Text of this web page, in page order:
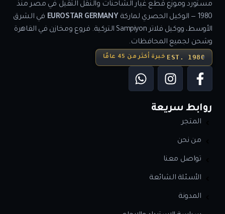
مستورد وموزع قطع غيار الشاحنات والنقل الثقيل في مصر منذ
1980 — الوكيل الحصري لماركة
EUROSTAR GERMANYفي الشرق
الأوسط، ووكيل فلاتر Sampiyon التركية. فروع ومخازن في القاهرة
وشحن لجميع المحافظات.
EST. 1980خبرة أكثر من 45 عامًا
روابط سريعة
المتجر
من نحن
تواصل معنا
الأسئلة الشائعة
المدونة